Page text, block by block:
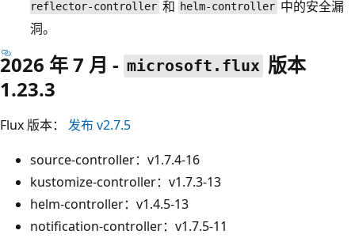
reflector-controller 和 helm-controller 中的安全漏
洞。
2026 年 7 月 - microsoft.flux 版本
1.23.3
Flux 版本： 发布 v2.7.5
source-controller：v1.7.4-16
kustomize-controller：v1.7.3-13
helm-controller：v1.4.5-13
notification-controller：v1.7.5-11